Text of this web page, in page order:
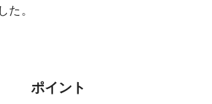
た。
ポイント